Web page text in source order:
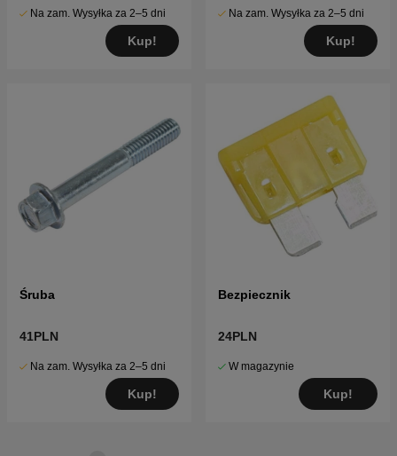
Na zam. Wysyłka za 2–5 dni
Kup!
Na zam. Wysyłka za 2–5 dni
Kup!
Śruba
41PLN
Na zam. Wysyłka za 2–5 dni
Kup!
Bezpiecznik
24PLN
W magazynie
Kup!